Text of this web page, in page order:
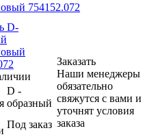
754152.072
D-
D -
образный
Под заказ
Заказать
Наши менеджеры
обязательно
свяжутся с вами и
уточнят условия
заказа